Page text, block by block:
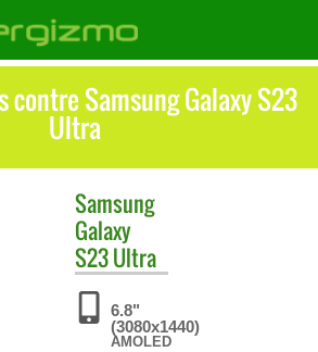
contre Samsung Galaxy S23
Ultra
Samsung
Galaxy
S23 Ultra
6.8"
(3080x1440)
AMOLED